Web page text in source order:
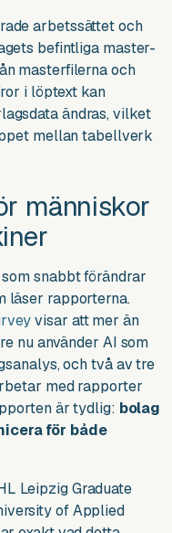
arbetssättet och
befintliga master-
masterfilerna och
i löptext kan
ändras, vilket
mellan tabellverk
människor
snabbt förändrar
läser rapporterna.
visar att mer än
nu använder AI som
och två av tre
med rapporter
är tydlig: bolag
för både
Leipzig Graduate
of Applied